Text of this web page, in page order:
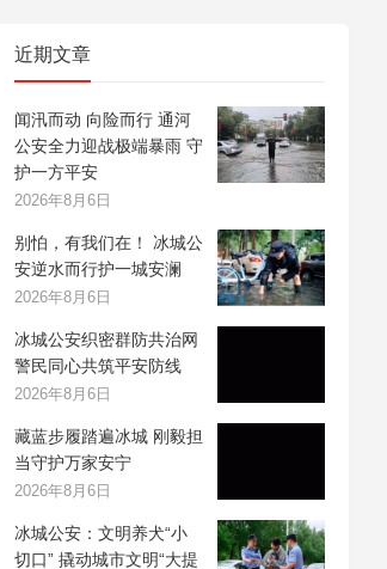
近期文章
闻汛而动 向险而行 通河
公安全力迎战极端暴雨 守
护一方平安
2026年8月6日
别怕，有我们在！ 冰城公
安逆水而行护一城安澜
2026年8月6日
冰城公安织密群防共治网
警民同心共筑平安防线
2026年8月6日
藏蓝步履踏遍冰城 刚毅担
当守护万家安宁
2026年8月6日
冰城公安：文明养犬“小
切口” 撬动城市文明“大提